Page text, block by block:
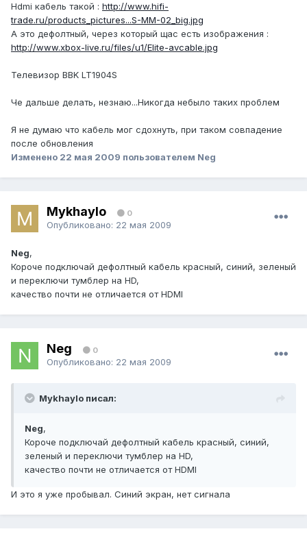
Hdmi кабель такой : http://www.hifi-
trade.ru/products_pictures...S-MM-02_big.jpg
А это дефолтный, через который щас есть изображения :
http://www.xbox-live.ru/files/u1/Elite-avcable.jpg
Телевизор BBK LT1904S
Че дальше делать, незнаю...Никогда небыло таких проблем
Я не думаю что кабель мог сдохнуть, при таком совпадение
после обновления
Изменено 22 мая 2009 пользователем Neg
Mykhaylo 0
Опубликовано: 22 мая 2009
Neg,
Короче подключай дефолтный кабель красный, синий, зеленый
и переключи тумблер на HD,
качество почти не отличается от HDMI
Neg 0
Опубликовано: 22 мая 2009
Mykhaylo писал:
Neg,
Короче подключай дефолтный кабель красный, синий,
зеленый и переключи тумблер на HD,
качество почти не отличается от HDMI
И это я уже пробывал. Синий экран, нет сигнала